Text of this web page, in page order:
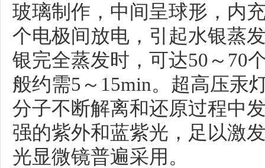
玻璃制作，中间呈球形，内
个电极间放电，引起水银蒸
银完全蒸发时，可达50～70
般约需5～15min。超高压汞
分子不断解离和还原过程中
强的紫外和蓝紫光，足以激
光显微镜普遍采用。